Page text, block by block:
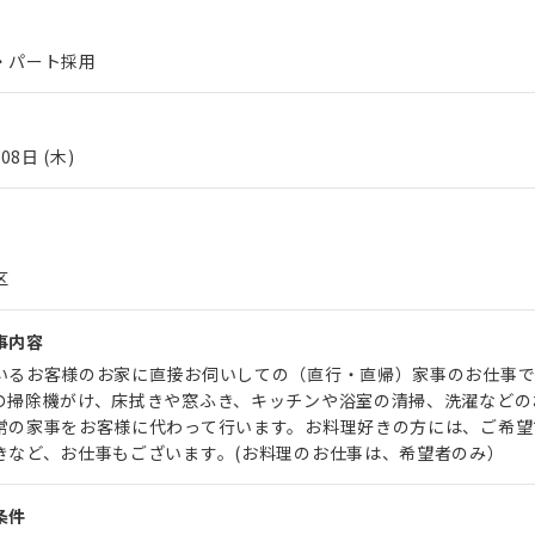
パート採用
日 (木)
内容
るお客様のお家に直接お伺いしての（直行・直帰）家事のお仕事
掃除機がけ、床拭きや窓ふき、キッチンや浴室の清掃、洗濯など
の家事をお客様に代わって行います。お料理好きの方には、ご希
など、お仕事もございます。(お料理のお仕事は、希望者のみ）
件